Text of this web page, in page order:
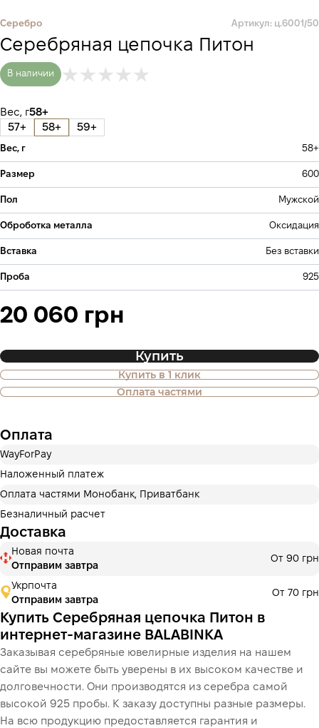
Серебро Артикул: ц.6001/50
Серебряная цепочка Питон
В наличии
Вес, г58+
57+
58+ 59+
Вес, г 58+
Размер 600
Пол Мужской
Оброботка металла Оксидация
Вставка Без вставки
Проба 925
20 060 грн
Купить
Купить в 1 клик
Оплата частями
Также доступна покупка товара в
оплату частями
Оплату можно разделить на 2 или 3 платежа. Без
дополнительных комиссий для покупателей.
3 месяцы
Оплата частями МоноБанк
Оплату можно разделить на 2 или 3 платежа. Без
дополнительных комиссий для покупателей.
Количество платежей выбирается на шаге оплаты в
3 месяцы х6 686.67 ₴ =20 060 ₴
Це ще не оформлення кредитного договору. Ви просто
переходите до наступного кроку.
Купить
Оплата
WayForPay
Наложенный платеж
Оплата частями Монобанк, Приватбанк
Безналичный расчет
Доставка
Новая почта
Отправим завтра
От 90 грн
Укрпочта
Отправим завтра
От 70 грн
Купить Серебряная цепочка Питон в
интернет-магазине BALABINKA
Заказывая серебряные ювелирные изделия на нашем
сайте вы можете быть уверены в их высоком качестве и
долговечности. Они производятся из серебра самой
высокой 925 пробы. К заказу доступны разные размеры.
На всю продукцию предоставляется гарантия и